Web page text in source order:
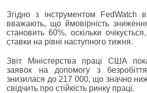
Згідно з інструментом FedWatch
вважають, що ймовірність
становить 60%, оскільки
ставки на рівні наступного тижня.
Звіт Міністерства праці США
заявок на допомогу з
знизилася до 217 000, що значно
свідчить про стійкість ринку праці.